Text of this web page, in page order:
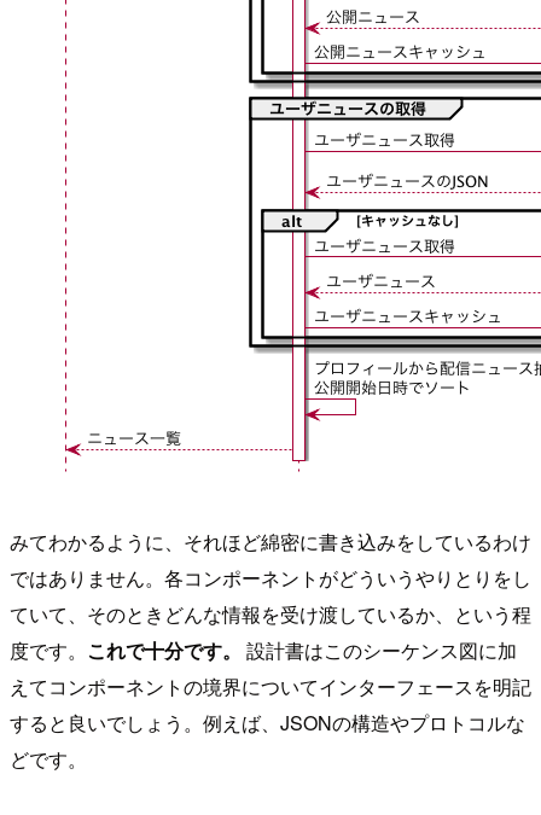
みてわかるように、それほど綿密に書き込みをしているわけ
ではありません。各コンポーネントがどういうやりとりをし
ていて、そのときどんな情報を受け渡しているか、という程
度です。 これで十分です。
設計書はこのシーケンス図に加
えてコンポーネントの境界についてインターフェースを明記
すると良いでしょう。例えば、JSONの構造やプロトコルな
どです。